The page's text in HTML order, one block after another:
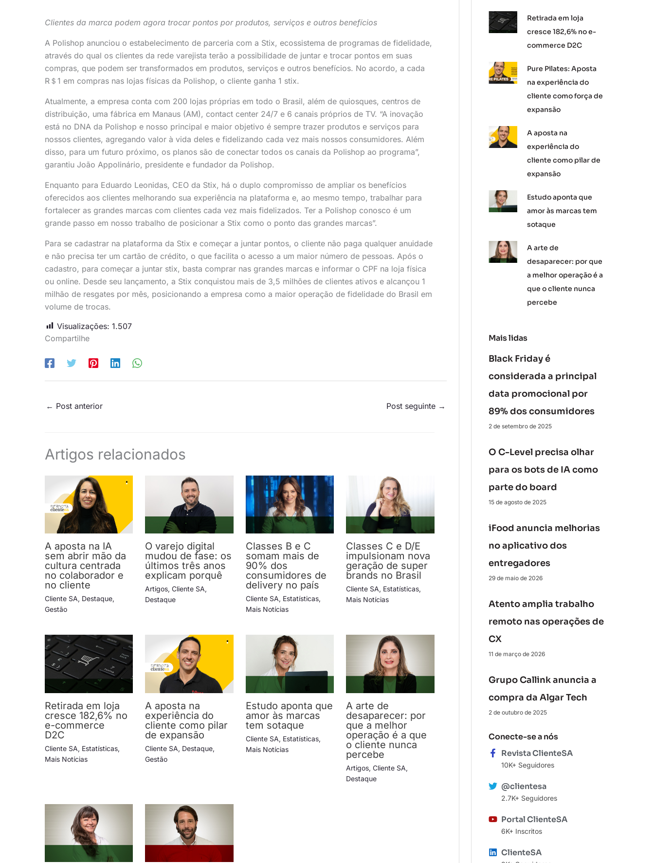
Clientes da marca podem agora trocar pontos por produtos, serviços e outros benefícios
A Polishop anunciou o estabelecimento de parceria com a Stix, ecossistema de programas de fidelidade,
através do qual os clientes da rede varejista terão a possibilidade de juntar e trocar pontos em suas
compras, que podem ser transformados em produtos, serviços e outros benefícios. No acordo, a cada
R＄1 em compras nas lojas físicas da Polishop, o cliente ganha 1 stix.
Atualmente, a empresa conta com 200 lojas próprias em todo o Brasil, além de quiosques, centros de
distribuição, uma fábrica em Manaus (AM), contact center 24/7 e 6 canais próprios de TV. “A inovação
está no DNA da Polishop e nosso principal e maior objetivo é sempre trazer produtos e serviços para
nossos clientes, agregando valor à vida deles e fidelizando cada vez mais nossos consumidores. Além
disso, para um futuro próximo, os planos são de conectar todos os canais da Polishop ao programa”,
garantiu João Appolinário, presidente e fundador da Polishop.
Enquanto para Eduardo Leonidas, CEO da Stix, há o duplo compromisso de ampliar os benefícios
oferecidos aos clientes melhorando sua experiência na plataforma e, ao mesmo tempo, trabalhar para
fortalecer as grandes marcas com clientes cada vez mais fidelizados. Ter a Polishop conosco é um
grande passo em nosso trabalho de posicionar a Stix como o ponto das grandes marcas”.
Para se cadastrar na plataforma da Stix e começar a juntar pontos, o cliente não paga qualquer anuidade
e não precisa ter um cartão de crédito, o que facilita o acesso a um maior número de pessoas. Após o
cadastro, para começar a juntar stix, basta comprar nas grandes marcas e informar o CPF na loja física
ou online. Desde seu lançamento, a Stix conquistou mais de 3,5 milhões de clientes ativos e alcançou 1
milhão de resgates por mês, posicionando a empresa como a maior operação de fidelidade do Brasil em
volume de trocas.
Visualizações: 1.507
Compartilhe
← Post anterior Post seguinte →
Artigos relacionados
A aposta na IA
sem abrir mão da
cultura centrada
no colaborador e
no cliente
Cliente SA, Destaque,
Gestão
O varejo digital
mudou de fase: os
últimos três anos
explicam porquê
Artigos,Cliente SA,
Destaque
Classes B e C
somam mais de
90% dos
consumidores de
delivery no país
Cliente SA, Estatísticas,
Mais Notícias
Classes C e D/E
impulsionam nova
geração de super
brands no Brasil
Cliente SA, Estatísticas,
Mais Notícias
Retirada em loja
cresce 182,6% no
e-commerce
D2C
Cliente SA, Estatísticas,
Mais Notícias
A aposta na
experiência do
cliente como pilar
de expansão
Cliente SA, Destaque,
Gestão
Estudo aponta que
amor às marcas
tem sotaque
Cliente SA, Estatísticas,
Mais Notícias
A arte de
desaparecer: por
que a melhor
operação é a que
o cliente nunca
percebe
Artigos,Cliente SA,
Destaque
Retirada em loja
cresce 182,6% no e-
commerce D2C
Pure Pilates: Aposta
na experiência do
cliente como força de
expansão
A aposta na
experiência do
cliente como pilar de
expansão
Estudo aponta que
amor às marcas tem
sotaque
A arte de
desaparecer: por que
a melhor operação é a
que o cliente nunca
percebe
Mais lidas
Black Friday é
considerada a principal
data promocional por
89% dos consumidores
2 de setembro de 2025
O C-Level precisa olhar
para os bots de IA como
parte do board
15 de agosto de 2025
iFood anuncia melhorias
no aplicativo dos
entregadores
29 de maio de 2026
Atento amplia trabalho
remoto nas operações de
CX
11 de março de 2026
Grupo Callink anuncia a
compra da Algar Tech
2 de outubro de 2025
Conecte-se a nós
Revista ClienteSA
10K+ Seguidores
@clientesa
2.7K+ Seguidores
Portal ClienteSA
6K+ Inscritos
ClienteSA